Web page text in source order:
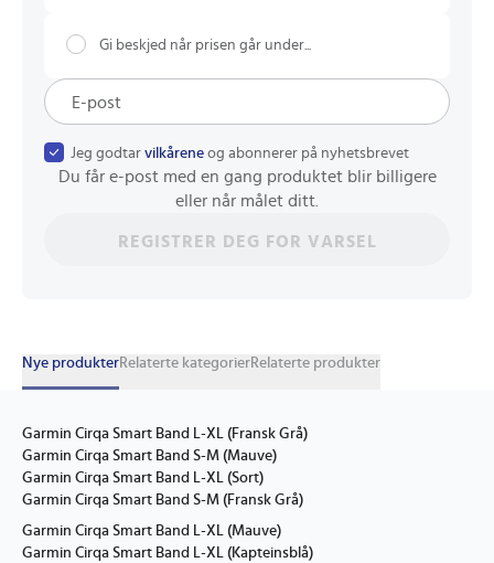
Gi beskjed når prisen går under...
Jeg godtar vilkårene og abonnerer på nyhetsbrevet
Du får e-post med en gang produktet blir billigere
eller når målet ditt.
REGISTRER DEG FOR VARSEL
Nye produkterRelaterte kategorierRelaterte produkter
Garmin Cirqa Smart Band L-XL (Fransk Grå)
Garmin Cirqa Smart Band S-M (Mauve)
Garmin Cirqa Smart Band L-XL (Sort)
Garmin Cirqa Smart Band S-M (Fransk Grå)
Garmin Cirqa Smart Band L-XL (Mauve)
Garmin Cirqa Smart Band L-XL (Kapteinsblå)